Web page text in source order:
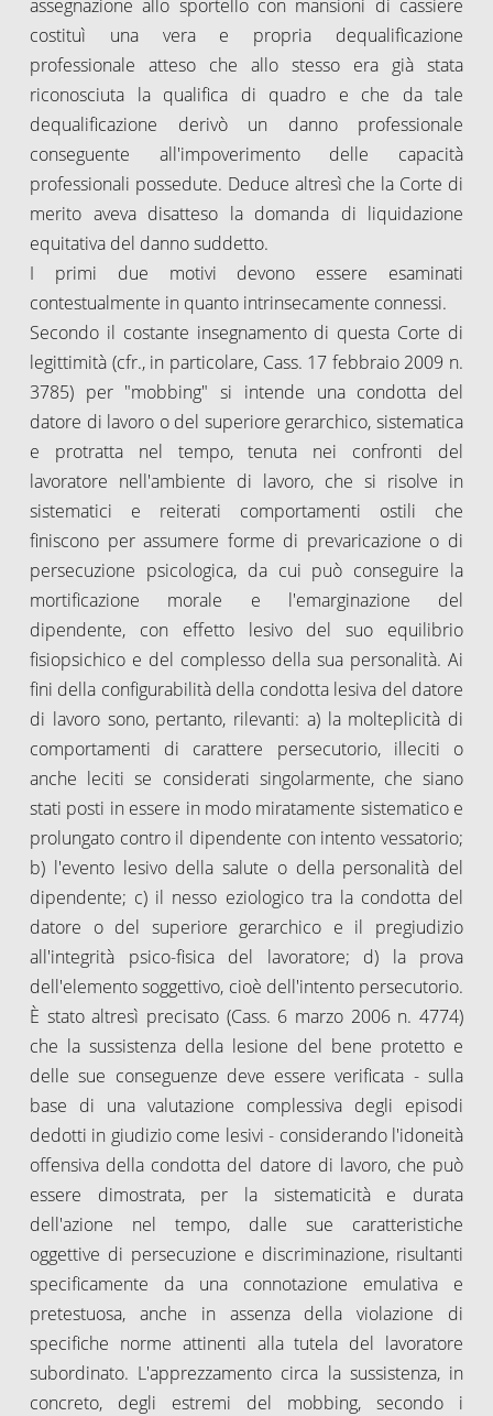
assegnazione allo sportello con mansioni di cassiere
costituì una vera e propria dequalificazione
professionale atteso che allo stesso era già stata
riconosciuta la qualifica di quadro e che da tale
dequalificazione derivò un danno professionale
conseguente all'impoverimento delle capacità
professionali possedute. Deduce altresì che la Corte di
merito aveva disatteso la domanda di liquidazione
equitativa del danno suddetto.
I primi due motivi devono essere esaminati
contestualmente in quanto intrinsecamente connessi.
Secondo il costante insegnamento di questa Corte di
legittimità (cfr., in particolare, Cass. 17 febbraio 2009 n.
3785) per "mobbing" si intende una condotta del
datore di lavoro o del superiore gerarchico, sistematica
e protratta nel tempo, tenuta nei confronti del
lavoratore nell'ambiente di lavoro, che si risolve in
sistematici e reiterati comportamenti ostili che
finiscono per assumere forme di prevaricazione o di
persecuzione psicologica, da cui può conseguire la
mortificazione morale e l'emarginazione del
dipendente, con effetto lesivo del suo equilibrio
fisiopsichico e del complesso della sua personalità. Ai
fini della configurabilità della condotta lesiva del datore
di lavoro sono, pertanto, rilevanti: a) la molteplicità di
comportamenti di carattere persecutorio, illeciti o
anche leciti se considerati singolarmente, che siano
stati posti in essere in modo miratamente sistematico e
prolungato contro il dipendente con intento vessatorio;
b) l'evento lesivo della salute o della personalità del
dipendente; c) il nesso eziologico tra la condotta del
datore o del superiore gerarchico e il pregiudizio
all'integrità psico-fisica del lavoratore; d) la prova
dell'elemento soggettivo, cioè dell'intento persecutorio.
È stato altresì precisato (Cass. 6 marzo 2006 n. 4774)
che la sussistenza della lesione del bene protetto e
delle sue conseguenze deve essere verificata - sulla
base di una valutazione complessiva degli episodi
dedotti in giudizio come lesivi - considerando l'idoneità
offensiva della condotta del datore di lavoro, che può
essere dimostrata, per la sistematicità e durata
dell'azione nel tempo, dalle sue caratteristiche
oggettive di persecuzione e discriminazione, risultanti
specificamente da una connotazione emulativa e
pretestuosa, anche in assenza della violazione di
specifiche norme attinenti alla tutela del lavoratore
subordinato. L'apprezzamento circa la sussistenza, in
concreto, degli estremi del mobbing, secondo i